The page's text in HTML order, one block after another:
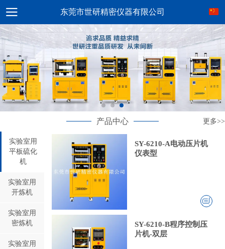
东莞市世研精密仪器有限公司
产品中心 更多>>
实验室用
平板硫化
机
实验室用
开炼机
实验室用
密炼机
实验室用
SY-6210-A电动压片机
仪表型
SY-6210-B程序控制压
片机-双层